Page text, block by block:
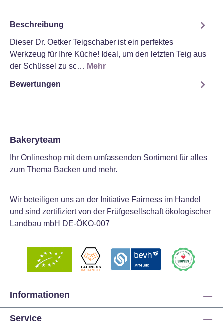
Beschreibung
Dieser Dr. Oetker Teigschaber ist ein perfektes
Werkzeug für Ihre Küche! Ideal, um den letzten Teig aus
der Schüssel zu sc… Mehr
Bewertungen
Bakeryteam
Ihr Onlineshop mit dem umfassenden Sortiment für alles
zum Thema Backen und mehr.
Wir beteiligen uns an der Initiative Fairness im Handel
und sind zertifiziert von der Prüfgesellschaft ökologischer
Landbau mbH DE-ÖKO-007
Informationen
Service